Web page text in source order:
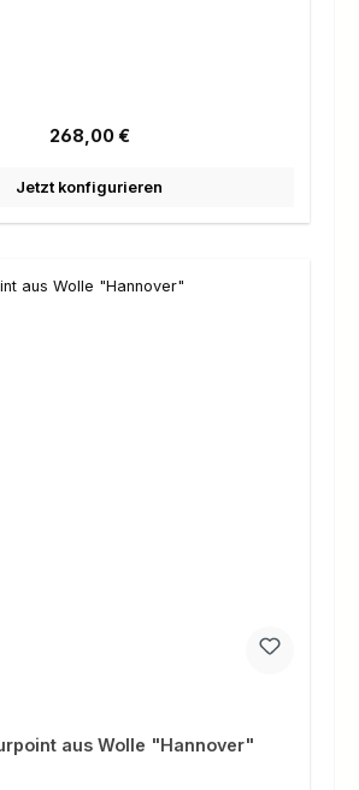
Regulärer Preis:
268,00 €
Jetzt konfigurieren
- Pourpoint aus Wolle "Hannover"